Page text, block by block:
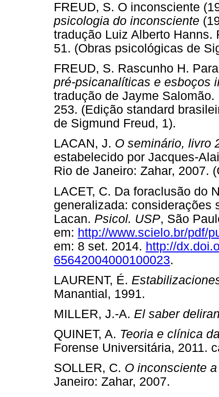
FREUD, S. O inconsciente
psicologia do inconsciente
tradução Luiz Alberto Hanns.
51. (Obras psicológicas de
FREUD, S. Rascunho H.
pré-psicanalíticas e esboços
tradução de Jayme
253. (Edição standard
de Sigmund Freud, 1).
LACAN, J. O seminário, livro
estabelecido por Jacques-
Rio de Janeiro: Zahar, 2007.
LACET, C. Da foraclusão do
generalizada: considerações
Lacan. Psicol. USP, São
em: http://www.scielo.br/pdf/
em: 8 set. 2014. http://
65642004000100023.
LAURENT, É.
Manantial, 1991.
MILLER, J.-A. El saber
QUINET, A. Teoria e clínica
Forense Universitária, 2011.
SOLLER, C. O inconsciente
Janeiro: Zahar, 2007.